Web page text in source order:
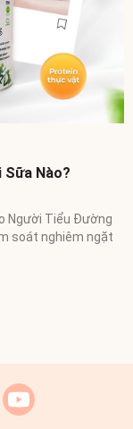
Nào?
Người Tiểu Đường
soát nghiêm ngặt